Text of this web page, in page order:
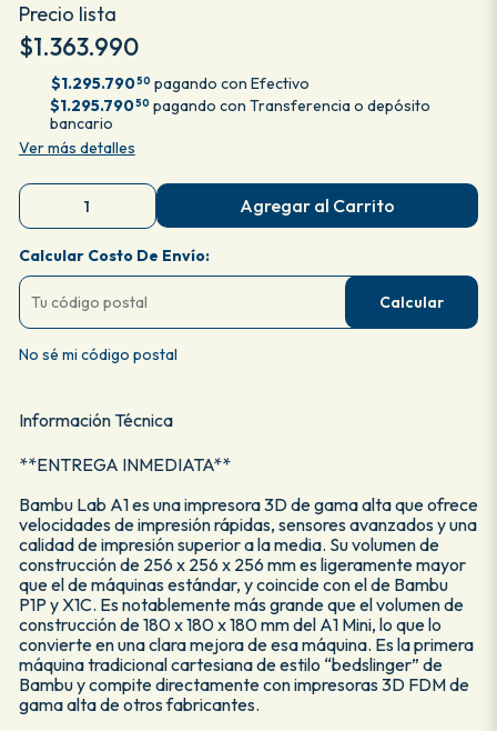
Precio lista
$1.363.990
$1.295.79050 pagando con Efectivo
$1.295.79050 pagando con Transferencia o depósito
bancario
Ver más detalles
Agregar al Carrito
Calcular Costo De Envío:
Calcular
No sé mi código postal
Información Técnica
**ENTREGA INMEDIATA**
Bambu Lab A1 es una impresora 3D de gama alta que ofrece
velocidades de impresión rápidas, sensores avanzados y una
calidad de impresión superior a la media. Su volumen de
construcción de 256 x 256 x 256 mm es ligeramente mayor
que el de máquinas estándar, y coincide con el de Bambu
P1P y X1C. Es notablemente más grande que el volumen de
construcción de 180 x 180 x 180 mm del A1 Mini, lo que lo
convierte en una clara mejora de esa máquina. Es la primera
máquina tradicional cartesiana de estilo “bedslinger” de
Bambu y compite directamente con impresoras 3D FDM de
gama alta de otros fabricantes.